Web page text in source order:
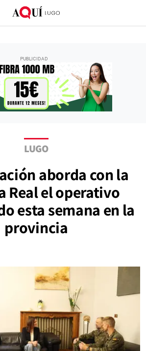
LUGO
aborda con la
Real el operativo
esta semana en la
provincia